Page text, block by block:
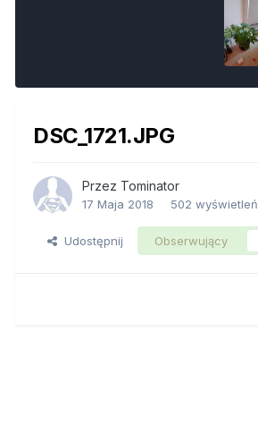
DSC_1721.JPG
Przez Tominator
17 Maja 2018 502 wyświetleń
Udostępnij Obserwujący